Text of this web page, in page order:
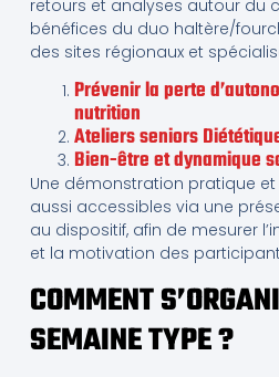
retours et analyses autour du
bénéfices du duo haltère/
des sites régionaux et
Prévenir la perte
nutrition
Ateliers seniors
Bien-être et dynamique
Une démonstration pratique
aussi accessibles via une
au dispositif, afin de mesurer
et la motivation des
COMMENT
SEMAINE TYPE ?